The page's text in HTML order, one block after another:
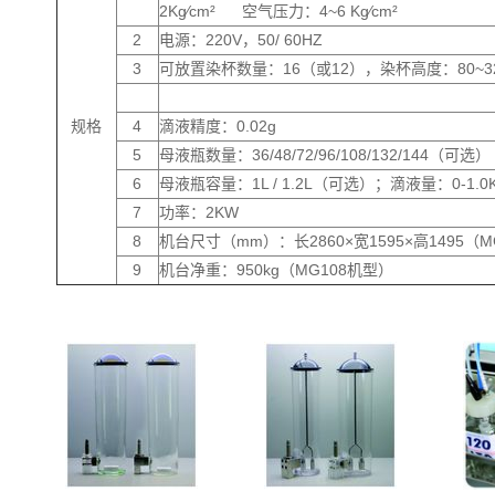
规格
2Kg∕cm² 空气压力：4~6 Kg∕cm²
2
电源：220V，50/ 60HZ
3
可放置染杯数量：16（或12），染杯高度：
4
滴液精度：0.02g
5
母液瓶数量：36/48/72/96/108/132/144（可选）
6
母液瓶容量：1L / 1.2L（可选）；滴液量：0-
7
功率：2KW
8
机台尺寸（mm）：长2860×宽1595×高1495（
9
机台净重：950kg（MG108机型）